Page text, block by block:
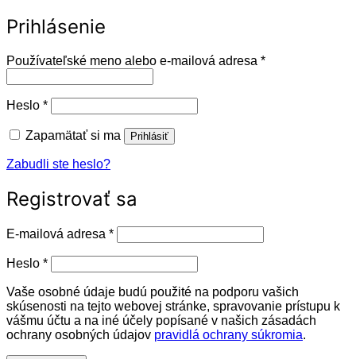
Prihlásenie
Používateľské meno alebo e-mailová adresa *Povinné
Heslo *Povinné
Zapamätať si ma Prihlásiť
Zabudli ste heslo?
Registrovať sa
E-mailová adresa *Povinné
Heslo *Povinné
Vaše osobné údaje budú použité na podporu vašich
skúsenosti na tejto webovej stránke, spravovanie prístupu k
vášmu účtu a na iné účely popísané v našich zásadách
ochrany osobných údajov pravidlá ochrany súkromia.